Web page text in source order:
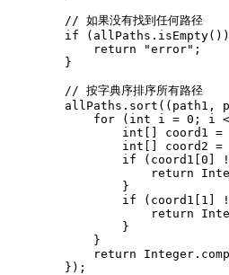
        // 如果没有找到任何路径
if
            return "error";
        }
        // 按字典序排序所有路径
allPaths.sort((path1,
for (int i = 0; i
int[] coord1 =
int[] coord2 =
if (coord1[0]
return
                }
if (coord1[1]
return
                }
            }
return
        });